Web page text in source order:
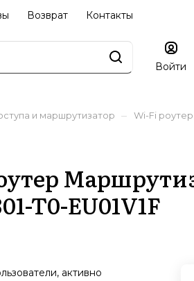
Возврат Контакты
Войти
и маршрутизатор –
Wi-Fi
T0-EU01V1F
активно